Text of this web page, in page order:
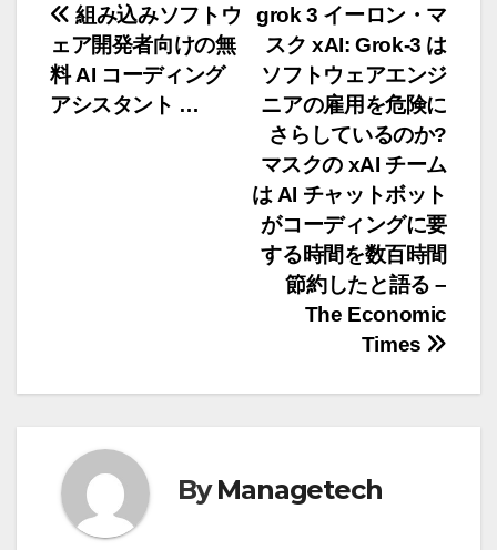
投
稿
ナ
ン
grok 3 イーロン・マ
スク xAI: Grok-3 は
ソフトウェアエンジ
ニアの雇用を危険に
さらしているのか?
マスクの xAI チーム
は AI チャットボット
がコーディングに要
する時間を数百時間
節約したと語る –
The Economic
Times
組み込みソフトウ
ェア開発者向けの無
料 AI コーディング
アシスタント …
ByManagetech